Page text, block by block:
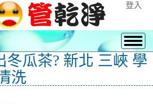
登入
冬瓜茶? 新北 三峽 學
洗